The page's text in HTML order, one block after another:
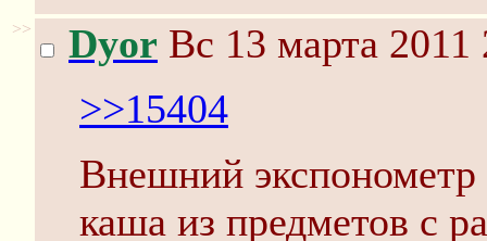
>> Dyor Вс 13 марта 2011
>>15404
Внешний экспонометр
каша из предметов с